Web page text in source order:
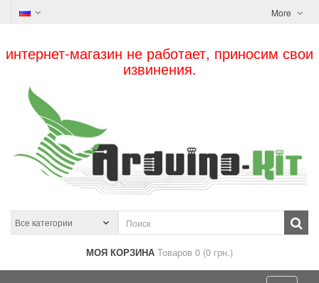
More
интернет-магазин не работает, приносим свои
извинения.
МОЯ КОРЗИНА Товаров 0 (0 грн.)